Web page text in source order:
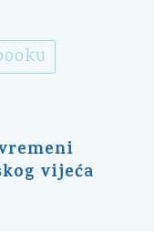
vijeća